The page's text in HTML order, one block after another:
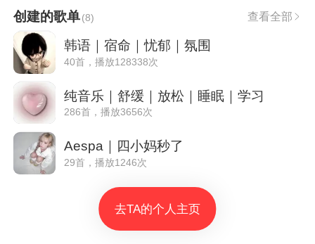
创建的歌单(8) 查看全部
韩语｜宿命｜忧郁｜氛围
40首，播放128338次
纯音乐｜舒缓｜放松｜睡眠｜学习
286首，播放3656次
Aespa｜四小妈秒了
29首，播放1246次
去TA的个人主页